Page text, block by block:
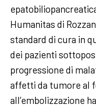
Humanitas di
standard di cura in
dei pazienti
progressione di
affetti da tumore al
all’embolizzazione